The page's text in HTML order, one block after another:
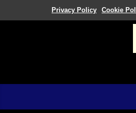
Privacy Policy Cookie